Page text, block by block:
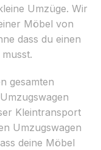
Umzüge. Wir
Möbel von
dass du einen
gesamten
Kleintransport
Umzugswagen
deine Möbel